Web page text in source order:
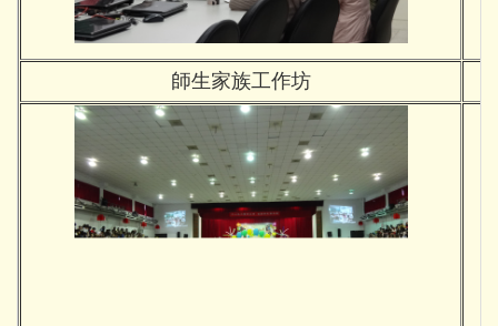
師生家族工作坊